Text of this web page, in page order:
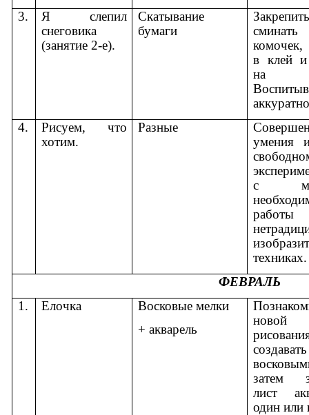
3.
Я слепил
снеговика
(занятие 2-е).
Скатывание
бумаги
сминать
комочек,
в клей и
на
4.
Рисуем, что
хотим.
Разные
умения
с
техниках.
ФЕВРАЛЬ
1.
Елочка
Восковые мелки
+ акварель
новой
затем
лист
один или